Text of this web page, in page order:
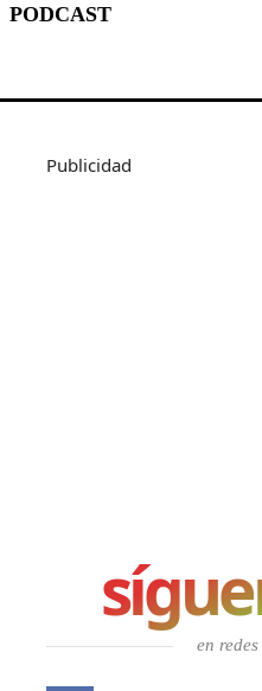
PODCAST
Publicidad
en redes